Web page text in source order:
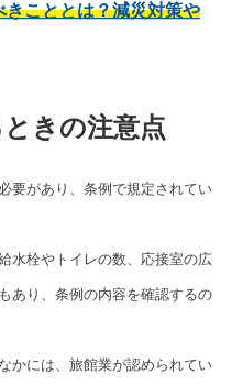
こととは？減災対策や
きの注意点
要があり、条例で規定されてい
水栓やトイレの数、応接室の広
あり、条例の内容を確認するの
かには、旅館業が認められてい